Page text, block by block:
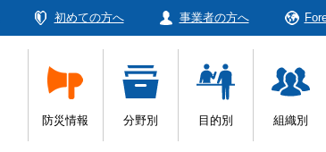
初めての方へ 事業者の方へ
防災情報 分野別 目的別 組織別